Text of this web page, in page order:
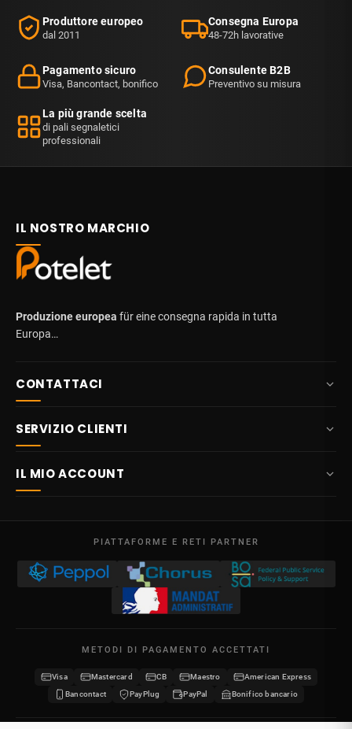
Produttore europeo
dal 2011
Consegna Europa
48-72h lavorative
Pagamento sicuro
Visa, Bancontact, bonifico
Consulente B2B
Preventivo su misura
La più grande scelta
di pali segnaletici
professionali
IL NOSTRO MARCHIO
Produzione europea für eine consegna rapida in tutta
Europa…
CONTATTACI
4710 Lontzen
Lun - Ven
09:00 – 17:00
P.IVA BE 0641.740.320 - RPM Liegi
SERVIZIO CLIENTI
Consegna
Condizioni generali
Privacy
IL MIO ACCOUNT
I miei crediti
I miei buoni sconto
Diventa rivenditore
PIATTAFORME E RETI PARTNER
METODI DI PAGAMENTO ACCETTATI
Visa Mastercard CB Maestro
American Express
Bancontact
PayPlug PayPal Bonifico bancario